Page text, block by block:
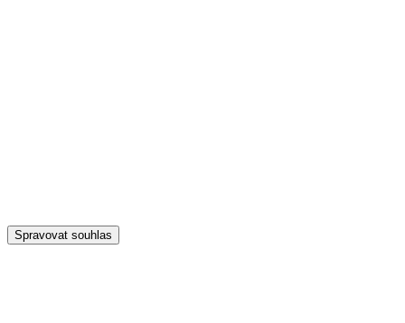
Spravovat souhlas